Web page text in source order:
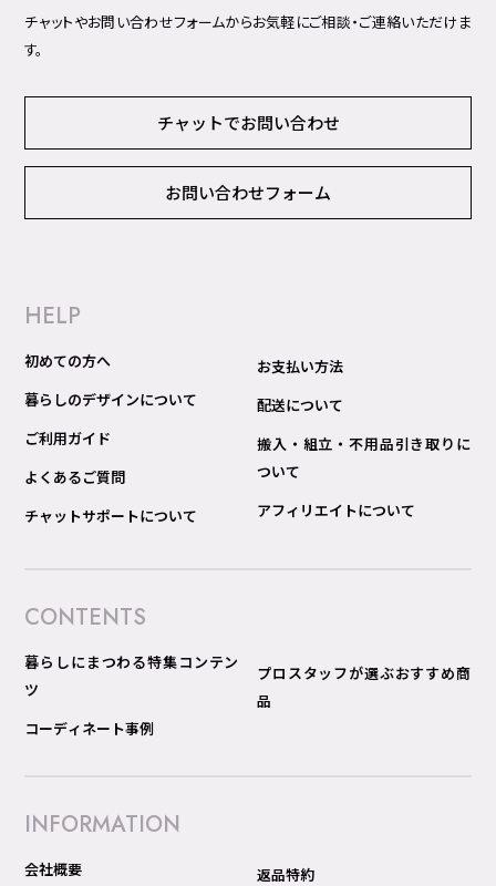
チャットやお問い合わせフォームからお気軽にご相談・ご連絡いただけま
す。
チャットでお問い合わせ
お問い合わせフォーム
HELP
初めての方へ
暮らしのデザインについて
ご利用ガイド
よくあるご質問
チャットサポートについて
お支払い方法
配送について
搬入・組立・不用品引き取りに
ついて
アフィリエイトについて
CONTENTS
暮らしにまつわる特集コンテン
ツ
コーディネート事例
プロスタッフが選ぶおすすめ商
品
INFORMATION
会社概要
返品特約